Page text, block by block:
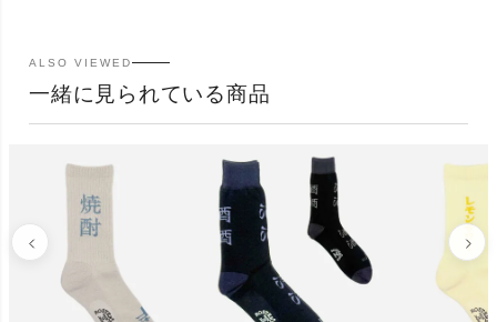
ALSO VIEWED
一緒に見られている商品